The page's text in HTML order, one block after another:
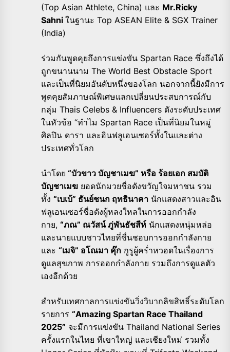
(Top Asian Athlete, China) และ Mr.Ricky
Sahni ในฐานะ Top ASEAN Elite & SGX Trainer
(India)
ร่วมกันพูดคุยถึงการแข่งขัน Spartan Race ซึ่งถึงได้
ถูกขนานนาม The World Best Obstacle Sport
และเป็นที่นิยมอันดับหนึ่งของโลก นอกจากนี้ยังมีการ
พูดคุยสัมภาษณ์พิเศษแลกเปลี่ยนประสบการณ์กับ
กลุ่ม Thais Celebs & Influencers ดังระดับประเทศ
ในหัวข้อ “ทำไม Spartan Race เป็นที่นิยมในหมู่
ศิลปิน ดารา และอินฟลูเอนเซอร์ทั้งในและต่าง
ประเทศทั่วโลก
นำโดย “บัวขาว บัญชาเมฆ” หรือ ร้อยเอก สมบัติ
บัญชาเมฆ ยอดนักมวยชื่อดังขวัญใจมหาชน รวม
ทั้ง “เบเบ้” ธันย์ชนก ฤทธินาคา นักแสดงสาวและอิน
ฟลูเอนเซอร์ชื่อดังผู้หลงใหลในการออกกำลัง
กาย, “ภณ” ณวัสน์ ภู่พันธัชสีห์ นักแสดงหนุ่มหล่อ
และนายแบบชาวไทยที่ชื่นชอบการออกกำลังกาย
และ “เมจิ” อโณมา คุ๊ก กูรูผู้คร่ำหวอดในเรื่องการ
ดูแลสุขภาพ การออกกำลังกาย รวมถึงการดูแลตัว
เองอีกด้วย
สำหรับเทศกาลการแข่งขันวิ่งวิบากลิขสิทธิ์ระดับโลก
รายการ “Amazing Spartan Race Thailand
2025” จะมีการแข่งขัน Thailand National Series
ครั้งแรกในไทย ที่เขาใหญ่ และเชียงใหม่ รวมทั้ง